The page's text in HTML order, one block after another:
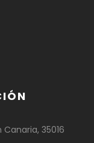
35016